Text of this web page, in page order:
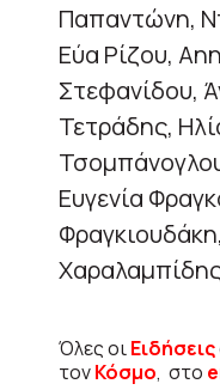
Παπαντώνη,
Εύα Ρίζου,
Στεφανίδου,
Τετράδης,
Ευγενία
Όλες οιΕιδήσεις
τονΚόσμο, στο